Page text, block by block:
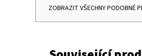
ZOBRAZIT VŠECHNY PODOBNÉ